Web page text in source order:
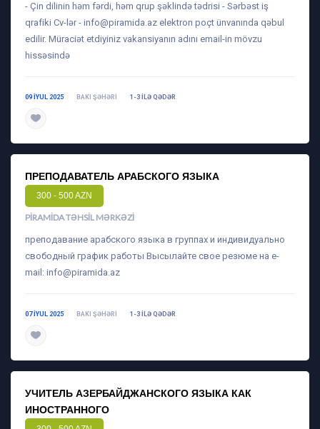
- Çin dilinin həm fərdi, həm qrup şəklində tədrisi - Sərbəst iş
qrafiki Cv-lər - info@piramida.az elektron poçt ünvanında qəbul
edilir. Müraciət etdiyiniz vakansiyanın adını email-in mövzu
hissəsində
09 IYUL 2025 BAKI ŞƏHƏRI 1-3 ILƏ QƏDƏR
ПРЕПОДАВАТЕЛЬ АРАБСКОГО ЯЗЫКА
300 - 500 AZN
PIRAMIDA TƏHSIL MƏRKƏZI
преподавание арабского языка в группах и индивидуально
свободный график работы Высылайте свое резюме на e-
mail: info@piramida.az
07 IYUL 2025 BAKI ŞƏHƏRI 1-3 ILƏ QƏDƏR
УЧИТЕЛЬ АЗЕРБАЙДЖАНСКОГО ЯЗЫКА КАК
ИНОСТРАННОГО